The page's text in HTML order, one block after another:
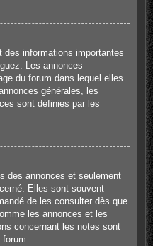
des informations importantes
Les annonces
du forum dans lequel elles
générales, les
sont définies par les
des annonces et seulement
Elles sont souvent
de les consulter dès que
les annonces et les
concernant les notes sont
forum.